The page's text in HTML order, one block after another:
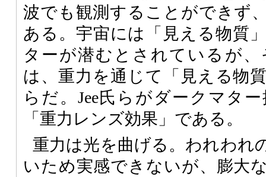
波でも観測することができず
ある。宇宙には「見える物質
ターが潜むとされているが
は、重力を通じて「見える物
らだ。Jee氏らがダークマタ
「重力レンズ効果」である。
重力は光を曲げる。われわれ
いため実感できないが、膨大